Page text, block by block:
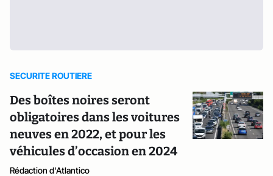
SECURITE ROUTIERE
Des boîtes noires seront
obligatoires dans les voitures
neuves en 2022, et pour les
véhicules d’occasion en 2024
Rédaction d'Atlantico